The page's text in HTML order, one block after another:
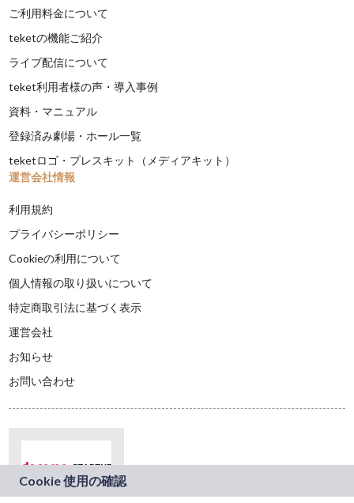
ご利用料金について
teketの機能ご紹介
ライブ配信について
teket利用者様の声・導入事例
資料・マニュアル
登録済み劇場・ホール一覧
teketロゴ・プレスキット（メディアキット）
運営会社情報
利用規約
プライバシーポリシー
Cookieの利用について
個人情報の取り扱いについて
特定商取引法に基づく表示
運営会社
お知らせ
お問い合わせ